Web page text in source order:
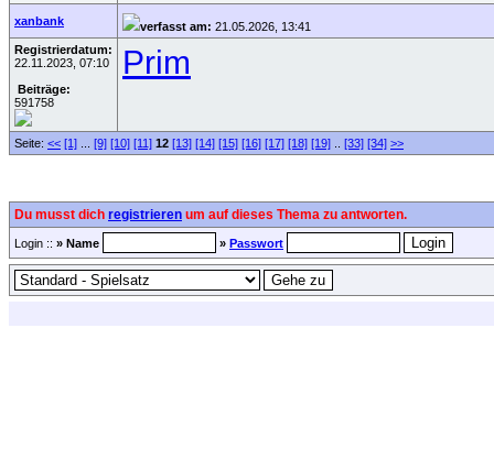
xanbank verfasst am: 21.05.2026, 13:41
Registrierdatum:
22.11.2023, 07:10
Beiträge:
591758
Prim
Seite: << [1] [9] [10] [11] 12 [13] [14] [15] [16] [17] [18] [19] [33] [34] >>
Du musst dich registrieren um auf dieses Thema zu antworten.
Login :: » Name » Passwort